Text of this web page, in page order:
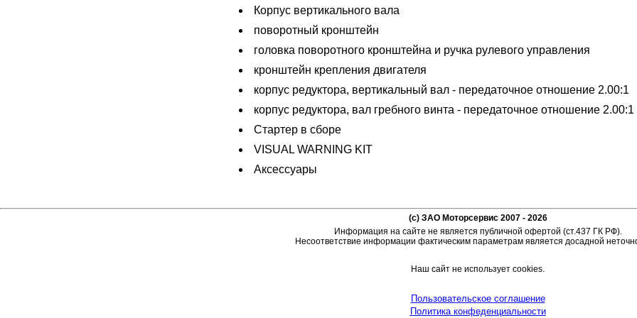
Корпус вертикального вала
поворотный кронштейн
головка поворотного кронштейна и ручка рулевого управления
кронштейн крепления двигателя
корпус редуктора, вертикальный вал - передаточное отношение 2.00:1
корпус редуктора, вал гребного винта - передаточное отношение 2.00:1
Стартер в сборе
VISUAL WARNING KIT
Аксессуары
(c) ЗАО Моторсервис 2007 - 2026
Информация на сайте не является публичной офертой (ст.437 ГК РФ).
Несоответствие информации фактическим параметрам является досадной
Наш сайт не использует cookies.
Пользовательское соглашение
Политика конфеденциальности